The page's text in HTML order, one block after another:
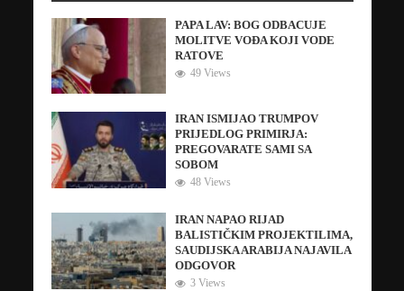
PAPA LAV: BOG ODBACUJE
MOLITVE VOĐA KOJI VODE
RATOVE
49 Views
IRAN ISMIJAO TRUMPOV
PRIJEDLOG PRIMIRJA:
PREGOVARATE SAMI SA
SOBOM
48 Views
IRAN NAPAO RIJAD
BALISTIČKIM PROJEKTILIMA,
SAUDIJSKA ARABIJA NAJAVILA
ODGOVOR
3 Views